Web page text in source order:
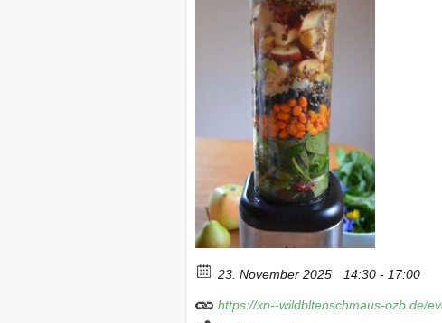
23. November 2025 14:30 - 17:00
https://xn--wildbltenschmaus-ozb.de/